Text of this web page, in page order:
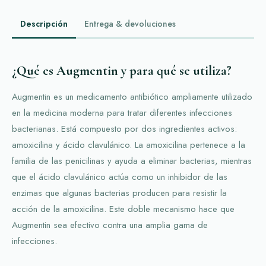
Descripción Entrega & devoluciones
¿Qué es Augmentin y para qué se utiliza?
Augmentin es un medicamento antibiótico ampliamente utilizado
en la medicina moderna para tratar diferentes infecciones
bacterianas. Está compuesto por dos ingredientes activos:
amoxicilina y ácido clavulánico. La amoxicilina pertenece a la
familia de las penicilinas y ayuda a eliminar bacterias, mientras
que el ácido clavulánico actúa como un inhibidor de las
enzimas que algunas bacterias producen para resistir la
acción de la amoxicilina. Este doble mecanismo hace que
Augmentin sea efectivo contra una amplia gama de
infecciones.